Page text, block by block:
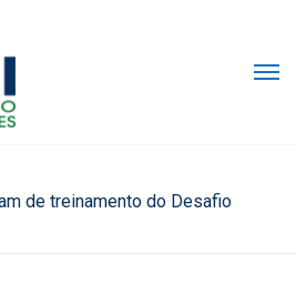
de treinamento do Desafio